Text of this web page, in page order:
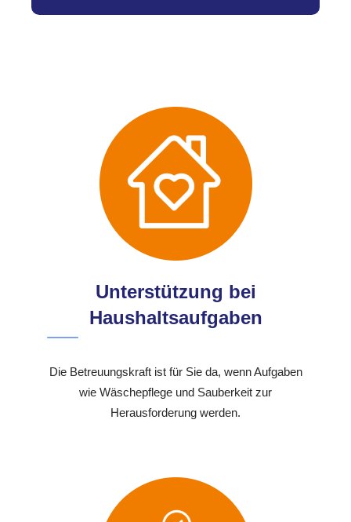
Unterstützung bei
Haushaltsaufgaben
Die Betreuungskraft ist für Sie da, wenn Aufgaben
wie Wäschepflege und Sauberkeit zur
Herausforderung werden.